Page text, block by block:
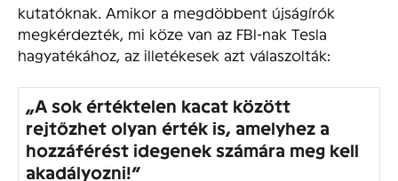
kutatóknak. Amikor a megdöbbent újságírók
megkérdezték, mi köze van az FBI-nak Tesla
hagyatékához, az illetékesek azt válaszolták:
„A sok értéktelen kacat között
rejtőzhet olyan érték is, amelyhez a
hozzáférést idegenek számára meg kell
akadályozni!”